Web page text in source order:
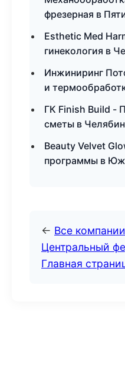
фрезерная в
Esthetic Med
гинекология в
Инжиниринг
и
ГК Finish Build -
сметы в
Beauty Velvet
программы в
← Все
Центральный
Главная